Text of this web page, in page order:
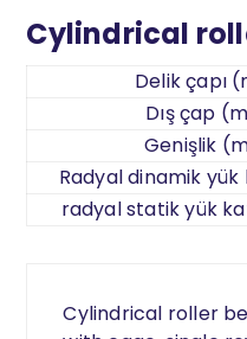
Cylindrical
Delik çapı
Dış çap
Genişlik
Radyal dinamik yük
radyal statik yük
Cylindrical roller